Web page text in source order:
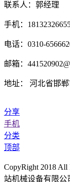
联系人：郭经理
手机：
电话：0310-
邮箱：
地址： 河北省邯
分享
手机
分类
顶部
CopyRight 2018
站机械设备有限公